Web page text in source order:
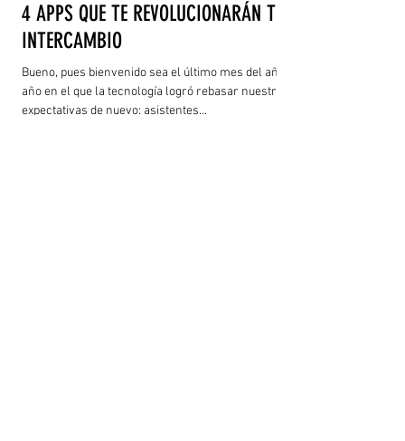
4 APPS QUE TE REVOLUCIONARÁN TU
INTERCAMBIO
Bueno, pues bienvenido sea el último mes del año,
año en el que la tecnología logró rebasar nuestras
expectativas de nuevo: asistentes...